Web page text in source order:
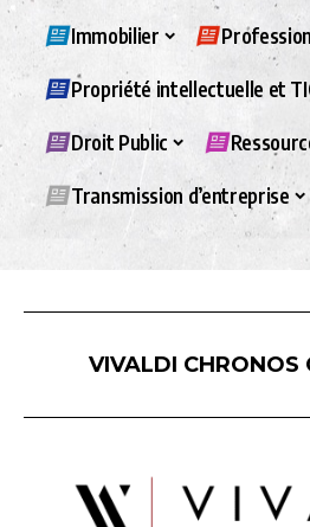
Immobilier
Propriété intellectuelle et
Droit Public
Transmission d’entreprise
VIVALDI CHRONOS